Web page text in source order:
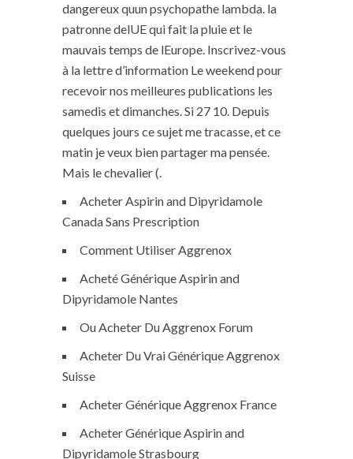
dangereux quun psychopathe lambda. la
patronne delUE qui fait la pluie et le
mauvais temps de lEurope. Inscrivez-vous
à la lettre d’information Le weekend pour
recevoir nos meilleures publications les
samedis et dimanches. Si 27 10. Depuis
quelques jours ce sujet me tracasse, et ce
matin je veux bien partager ma pensée.
Mais le chevalier (.
Acheter Aspirin and Dipyridamole
Canada Sans Prescription
Comment Utiliser Aggrenox
Acheté Générique Aspirin and
Dipyridamole Nantes
Ou Acheter Du Aggrenox Forum
Acheter Du Vrai Générique Aggrenox
Suisse
Acheter Générique Aggrenox France
Acheter Générique Aspirin and
Dipyridamole Strasbourg